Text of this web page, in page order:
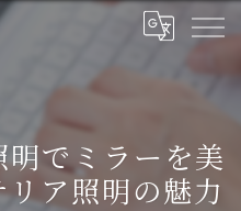
でミラーを美
ア照明の魅力